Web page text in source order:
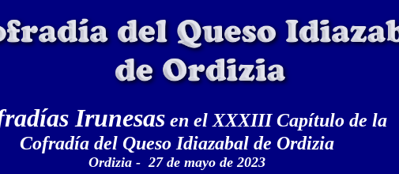
Irunesas en el XXXIII Capítulo de la
Cofradía del Queso Idiazabal de Ordizia
Ordizia - 27 de mayo de 2023